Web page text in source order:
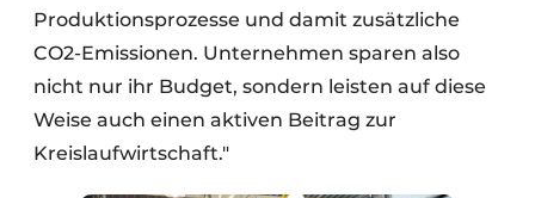
Produktionsprozesse und damit zusätzliche
CO2-Emissionen. Unternehmen sparen also
nicht nur ihr Budget, sondern leisten auf diese
Weise auch einen aktiven Beitrag zur
Kreislaufwirtschaft."